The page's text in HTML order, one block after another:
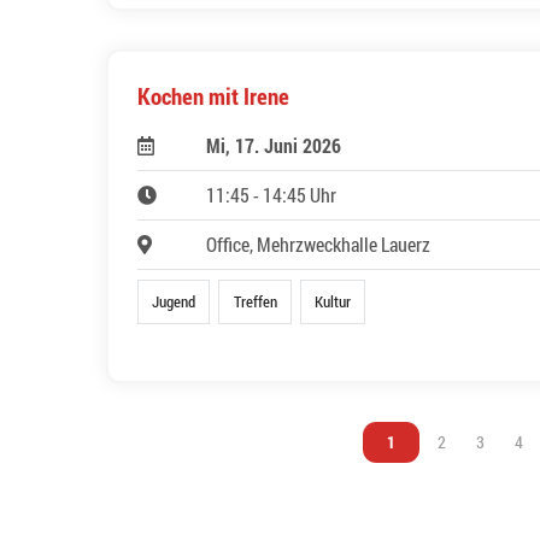
Kochen mit Irene
Mi, 17. Juni 2026
11:45 - 14:45 Uhr
Office, Mehrzweckhalle Lauerz
Jugend Treffen Kultur
Vous êtes sur la page
1 Vous êtes sur la
2 Vous êtes
3 4